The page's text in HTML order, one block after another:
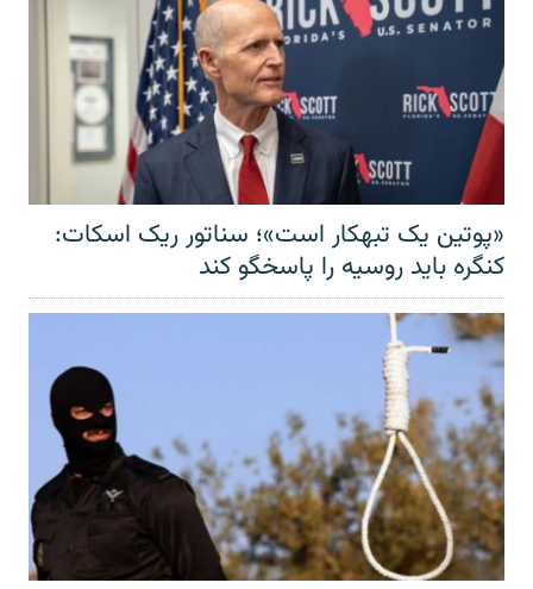
«پوتین یک تبهکار است»؛ سناتور ریک اسکات:
کنگره باید روسیه را پاسخگو کند